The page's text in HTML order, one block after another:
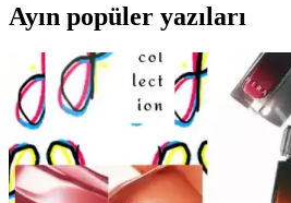
Ayın popüler yazıları